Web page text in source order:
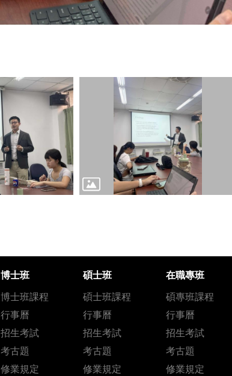
博士班
博士班課程
行事曆
招生考試
考古題
修業規定
碩士班
碩士班課程
行事曆
招生考試
考古題
修業規定
在職專班
碩專班課程
行事曆
招生考試
考古題
修業規定